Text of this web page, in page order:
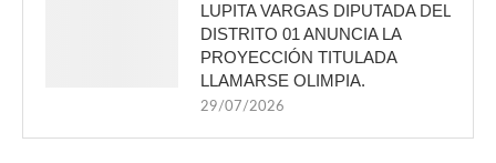
LUPITA VARGAS DIPUTADA DEL
DISTRITO 01 ANUNCIA LA
PROYECCIÓN TITULADA
LLAMARSE OLIMPIA.
29/07/2026